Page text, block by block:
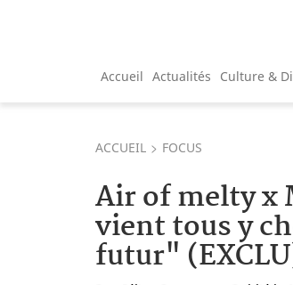
Accueil Actualités Culture &
ACCUEIL FOCUS
Air of melty x
vient tous y
futur"